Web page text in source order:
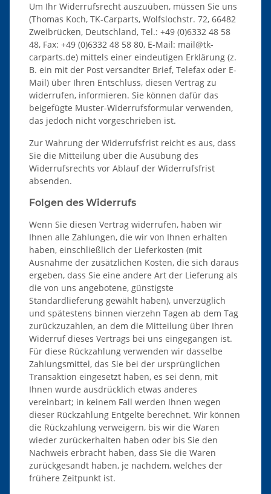
Um Ihr Widerrufsrecht auszuüben, müssen Sie uns
(Thomas Koch, TK-Carparts, Wolfslochstr. 72, 66482
Zweibrücken, Deutschland, Tel.: +49 (0)6332 48 58
48, Fax: +49 (0)6332 48 58 80, E-Mail: mail@tk-
carparts.de) mittels einer eindeutigen Erklärung (z.
B. ein mit der Post versandter Brief, Telefax oder E-
Mail) über Ihren Entschluss, diesen Vertrag zu
widerrufen, informieren. Sie können dafür das
beigefügte Muster-Widerrufsformular verwenden,
das jedoch nicht vorgeschrieben ist.
Zur Wahrung der Widerrufsfrist reicht es aus, dass
Sie die Mitteilung über die Ausübung des
Widerrufsrechts vor Ablauf der Widerrufsfrist
absenden.
Folgen des Widerrufs
Wenn Sie diesen Vertrag widerrufen, haben wir
Ihnen alle Zahlungen, die wir von Ihnen erhalten
haben, einschließlich der Lieferkosten (mit
Ausnahme der zusätzlichen Kosten, die sich daraus
ergeben, dass Sie eine andere Art der Lieferung als
die von uns angebotene, günstigste
Standardlieferung gewählt haben), unverzüglich
und spätestens binnen vierzehn Tagen ab dem Tag
zurückzuzahlen, an dem die Mitteilung über Ihren
Widerruf dieses Vertrags bei uns eingegangen ist.
Für diese Rückzahlung verwenden wir dasselbe
Zahlungsmittel, das Sie bei der ursprünglichen
Transaktion eingesetzt haben, es sei denn, mit
Ihnen wurde ausdrücklich etwas anderes
vereinbart; in keinem Fall werden Ihnen wegen
dieser Rückzahlung Entgelte berechnet. Wir können
die Rückzahlung verweigern, bis wir die Waren
wieder zurückerhalten haben oder bis Sie den
Nachweis erbracht haben, dass Sie die Waren
zurückgesandt haben, je nachdem, welches der
frühere Zeitpunkt ist.